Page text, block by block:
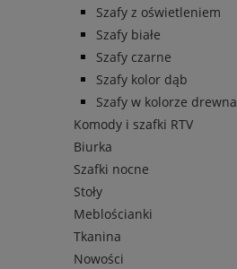
Szafy z oświetleniem
Szafy białe
Szafy czarne
Szafy kolor dąb
Szafy w kolorze drewna
Komody i szafki RTV
Biurka
Szafki nocne
Stoły
Meblościanki
Tkanina
Nowości